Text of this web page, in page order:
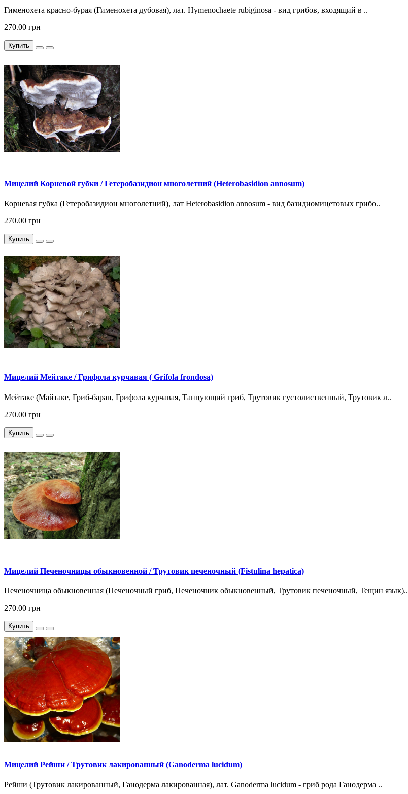
Гименохета красно-бурая (Гименохета дубовая), лат. Hymenochaete rubiginosa - вид грибов, входящий в ..
270.00 грн
Купить
Мицелий Корневой губки / Гетеробазидион многолетний (Heterobasidion annosum)
Корневая губка (Гетеробазидион многолетний), лат Heterobasidion annosum - вид базидиомицетовых грибо..
270.00 грн
Купить
Мицелий Мейтаке / Грифола курчавая ( Grifola frondosa)
Мейтаке (Майтаке, Гриб-баран, Грифола курчавая, Танцующий гриб, Трутовик густолиственный, Трутовик л..
270.00 грн
Купить
Мицелий Печеночницы обыкновенной / Трутовик печеночный (Fistulina hepatica)
Печеночница обыкновенная (Печеночный гриб, Печеночник обыкновенный, Трутовик печеночный, Тещин язык)..
270.00 грн
Купить
Мицелий Рейши / Трутовик лакированный (Ganoderma lucidum)
Рейши (Трутовик лакированный, Ганодерма лакированная), лат. Ganoderma lucidum - гриб рода Ганодерма ..